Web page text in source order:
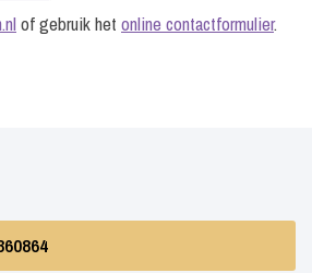
of gebruik het online contactformulier.